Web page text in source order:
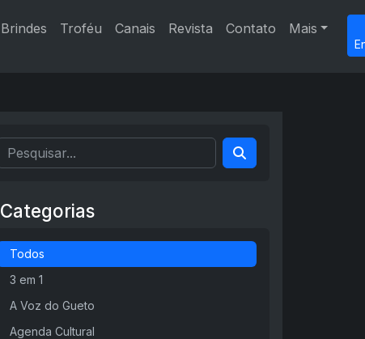
Brindes Troféu Canais Revista Contato Mais
Categorias
Todos
3 em 1
A Voz do Gueto
Agenda Cultural